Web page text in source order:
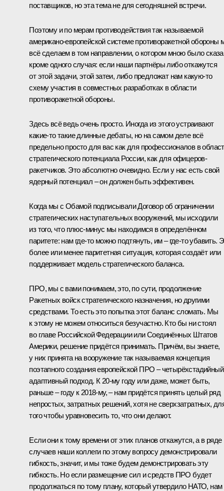
поставщиков, но эта тема не для сегодняшней встречи.
Поэтому и по мерам противодействия так называемой
американо-европейской системе противоракетной обороны
всё сделаем в том направлении, о котором мною было
кроме одного случая: если наши партнёры либо откажутся
от этой задачи, этой затеи, либо предложат нам какую‑то
схему участия в совместных разработках в области
противоракетной обороны.
Здесь всё ведь очень просто. Иногда из этого устраивают
какие‑то такие длинные дебаты, но на самом деле всё
предельно просто для вас как для профессионалов в
стратегического потенциала России, как для офицеров-
ракетчиков. Это абсолютно очевидно. Если у нас есть свой
ядерный потенциал – он должен быть эффективен.
Когда мы с Обамой подписывали Договор об ограничении
стратегических наступательных вооружений, мы исходили
из того, что плюс-минус мы находимся в определённом
паритете: нам где‑то можно подтянуть, им – где‑то убавить.
более или менее паритетная ситуация, которая создаёт или
поддерживает модель стратегического баланса.
ПРО, мы с вами понимаем, это, по сути, продолжение
Ракетных войск стратегического назначения, но другими
средствами. То есть это попытка этот баланс сломать. Мы
к этому не можем относиться безучастно. Кто бы ни стоял
во главе Российской Федерации или Соединённых Штатов
Америки, решение придётся принимать. Причём, вы знаете,
у них принята на вооружение так называемая концепция
поэтапного создания европейской ПРО – четырёхстадийный
адаптивный подход. К 20-му году или даже, может быть,
раньше – году к 2018-му, – нам придётся принять целый ряд
непростых, затратных решений, хотя не сверхзатратных,
того чтобы уравновесить то, что они делают.
Если они к тому времени от этих планов откажутся, а в ряде
случаев наши коллеги по этому вопросу демонстрировали
гибкость, значит, и мы тоже будем демонстрировать эту
гибкость. Но если размещение сил и средств ПРО будет
продолжаться по тому плану, который утвердило НАТО, нам